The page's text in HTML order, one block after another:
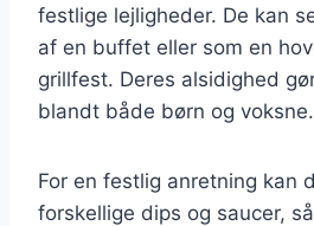
festlige lejligheder. De kan
af en buffet eller som en
grillfest. Deres alsidighed
blandt både børn og voksne.
For en festlig anretning kan
forskellige dips og saucer,